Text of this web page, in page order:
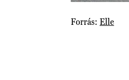
Forrás: Elle